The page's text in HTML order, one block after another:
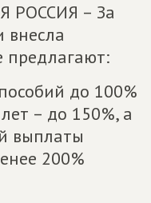
РОССИЯ – За
внесла
предлагают:
до 100%
– до 150%, а
выплаты
200%